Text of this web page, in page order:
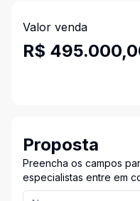
Valor venda
R$
Proposta
Preencha os campos
especialistas entre em